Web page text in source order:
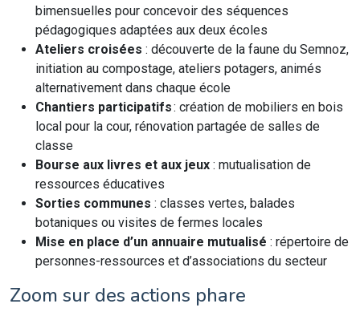
bimensuelles pour concevoir des séquences
pédagogiques adaptées aux deux écoles
Ateliers croisées : découverte de la faune du Semnoz,
initiation au compostage, ateliers potagers, animés
alternativement dans chaque école
Chantiers participatifs: création de mobiliers en bois
local pour la cour, rénovation partagée de salles de
classe
Bourse aux livres et aux jeux : mutualisation de
ressources éducatives
Sorties communes : classes vertes, balades
botaniques ou visites de fermes locales
Mise en place d’un annuaire mutualisé : répertoire de
personnes-ressources et d’associations du secteur
Zoom sur des actions phare